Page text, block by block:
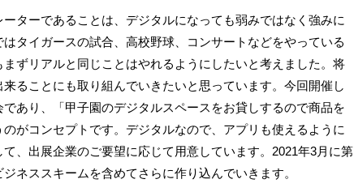
ターであることは、デジタルになっても弱みではなく強みに
タイガースの試合、高校野球、コンサートなどをやっている
ずリアルと同じことはやれるようにしたいと考えました。将
ることにも取り組んでいきたいと思っています。今回開催し
あり、「甲子園のデジタルスペースをお貸しするので商品を
がコンセプトです。デジタルなので、アプリも使えるように
、出展企業のご要望に応じて用意しています。2021年3月に第
ネススキームを含めてさらに作り込んでいきます。